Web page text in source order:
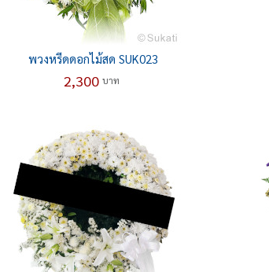
พวงหรีดดอกไม้สด SUK023
2,300บาท